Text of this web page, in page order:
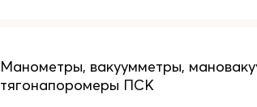
Манометры, вакуумметры,
тягонапоромеры ПСК